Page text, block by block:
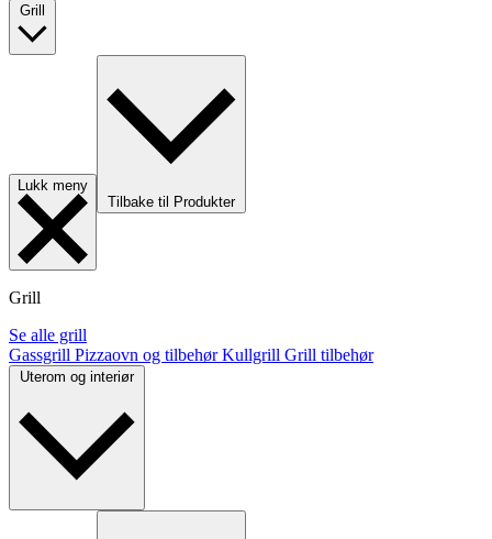
Lukk meny
Tilbake til Produkter
Grill
Se alle grill
Gassgrill Pizzaovn og tilbehørKullgrill Grill tilbehør
Uterom og interiør